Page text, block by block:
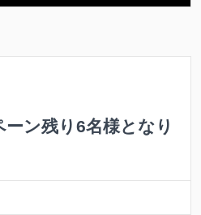
ーン残り6名様となり